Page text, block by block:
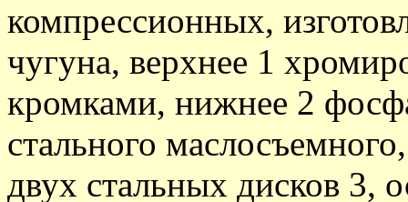
компрессионных,
чугуна, верхнее 1
кромками, нижнее 2
стального
двух стальных дисков 3,